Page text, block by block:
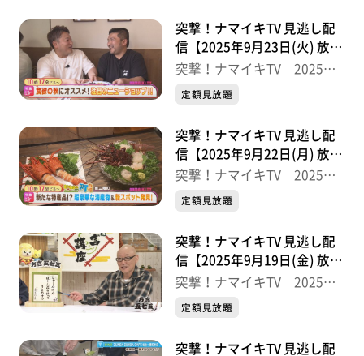
突撃！ナマイキTV 見逃し配
信【2025年9月23日(火) 放送
分】
突撃！ナマイキTV 2025後
半
定額見放題
突撃！ナマイキTV 見逃し配
信【2025年9月22日(月) 放送
分】
突撃！ナマイキTV 2025後
半
定額見放題
突撃！ナマイキTV 見逃し配
信【2025年9月19日(金) 放送
分】
突撃！ナマイキTV 2025後
半
定額見放題
突撃！ナマイキTV 見逃し配